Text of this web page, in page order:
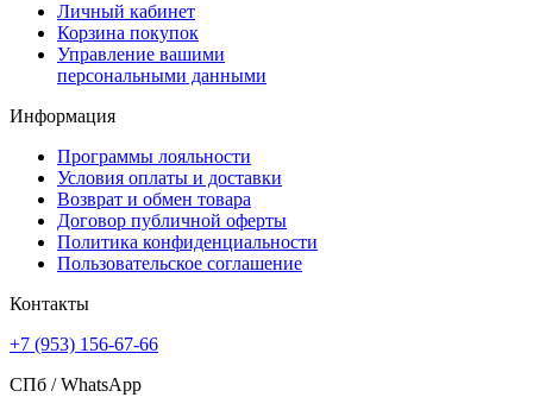
Личный кабинет
Корзина покупок
Управление вашими
персональными данными
Информация
Программы лояльности
Условия оплаты и доставки
Возврат и обмен товара
Договор публичной оферты
Политика конфиденциальности
Пользовательское соглашение
Контакты
+7 (953) 156-67-66
СПб /WhatsApp